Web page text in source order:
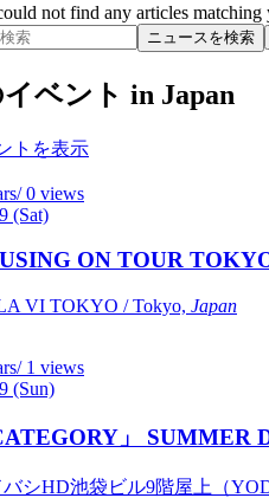
not find any articles matching
ニュースを検索
イベント in Japan
トを表示
0 views
(Sat)
ON TOUR
VI TOKYO / Tokyo, Japan
1 views
(Sun)
」 SUMMER
バシHD池袋ビル9階屋上（